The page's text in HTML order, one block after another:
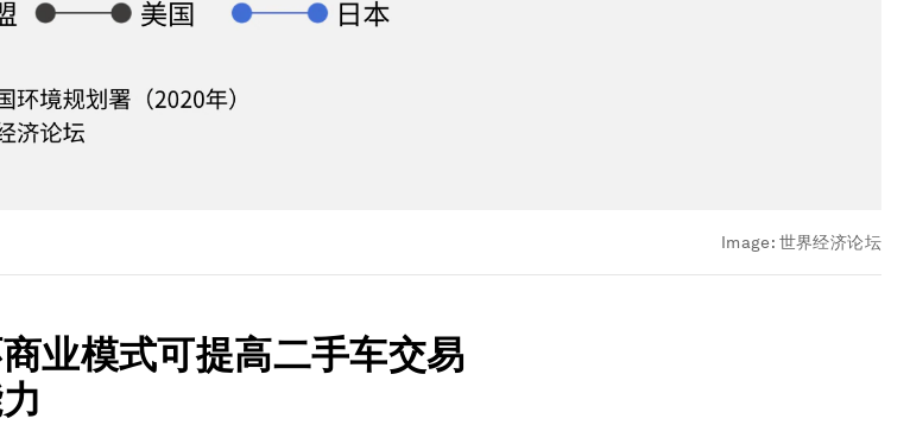
Image: 世界经济论坛
业模式可提高二手车交易